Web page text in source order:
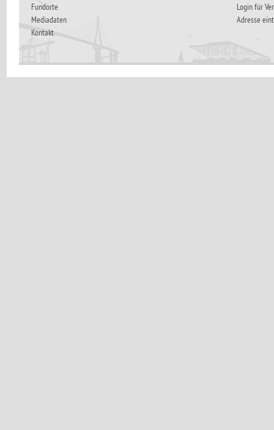
Fundorte
Mediadaten
Kontakt
Login für
Adresse